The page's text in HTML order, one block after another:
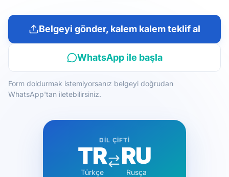
Belgeyi gönder, kalem kalem teklif al
WhatsApp ile başla
Form doldurmak istemiyorsanız belgeyi doğrudan
WhatsApp'tan iletebilirsiniz.
DIL ÇIFTI
TR
Türkçe
RU
Rusça